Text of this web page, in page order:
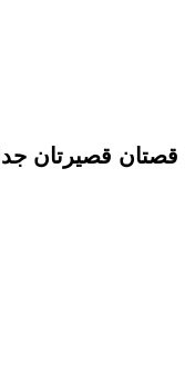
قصتان قصيرتان